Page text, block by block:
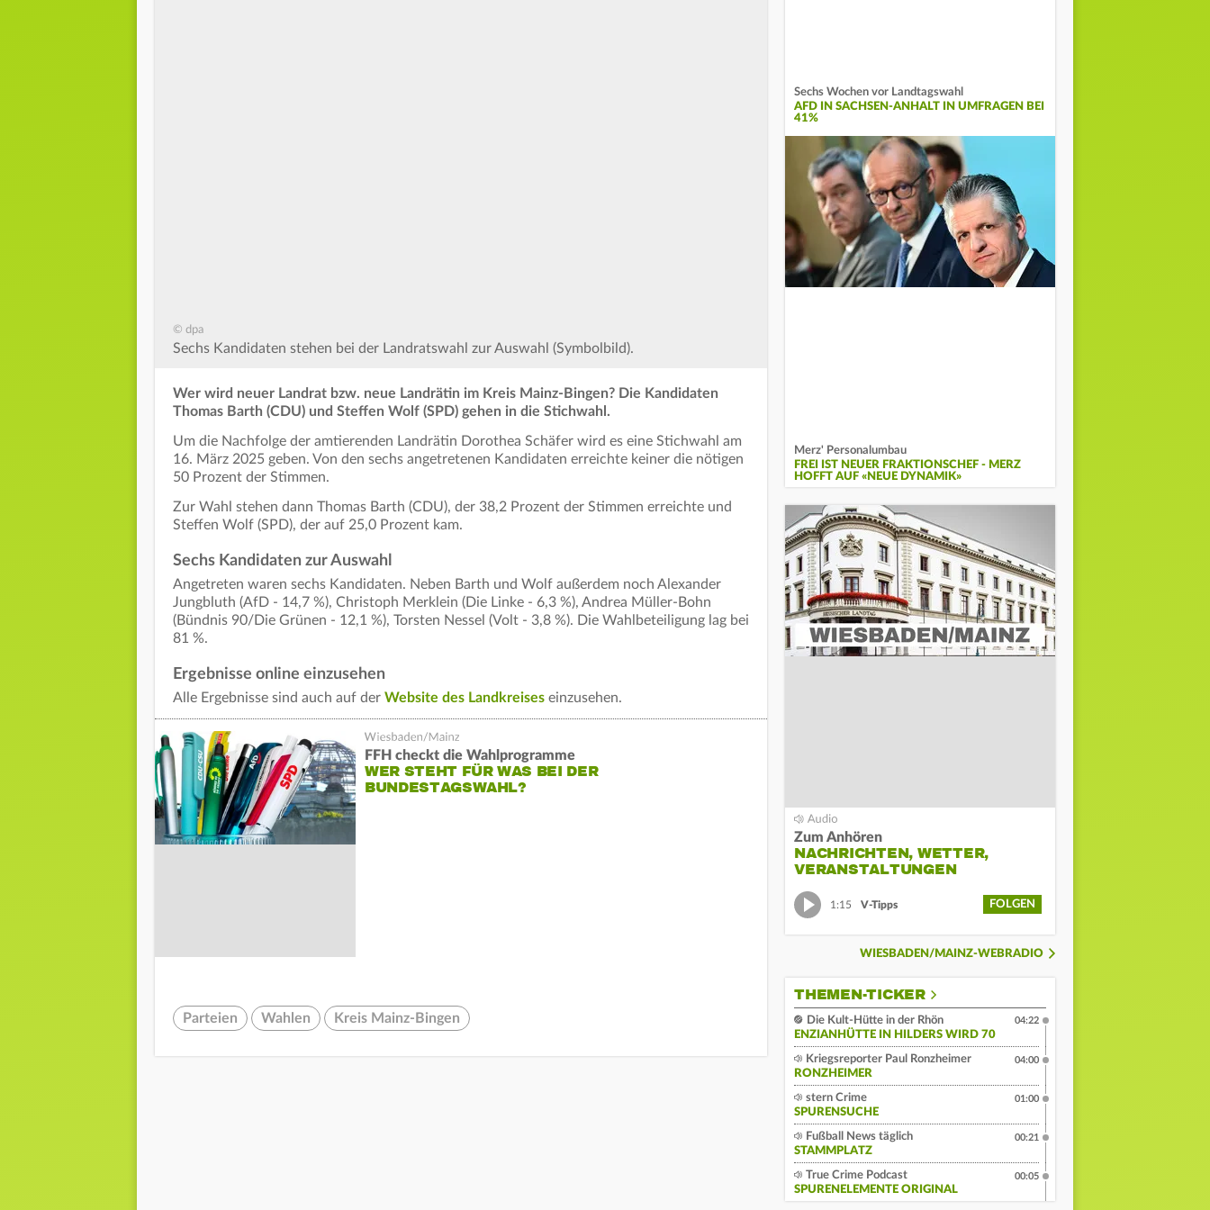
© dpa
Sechs Kandidaten stehen bei der Landratswahl zur Auswahl (Symbolbild).
Wer wird neuer Landrat bzw. neue Landrätin im Kreis Mainz-Bingen? Die Kandidaten
Thomas Barth (CDU) und Steffen Wolf (SPD) gehen in die Stichwahl.
Um die Nachfolge der amtierenden Landrätin Dorothea Schäfer wird es eine Stichwahl am
16. März 2025 geben. Von den sechs angetretenen Kandidaten erreichte keiner die nötigen
50 Prozent der Stimmen.
Zur Wahl stehen dann Thomas Barth (CDU), der 38,2 Prozent der Stimmen erreichte und
Steffen Wolf (SPD), der auf 25,0 Prozent kam.
Sechs Kandidaten zur Auswahl
Angetreten waren sechs Kandidaten. Neben Barth und Wolf außerdem noch Alexander
Jungbluth (AfD - 14,7 %), Christoph Merklein (Die Linke - 6,3 %), Andrea Müller-Bohn
(Bündnis 90/Die Grünen - 12,1 %), Torsten Nessel (Volt - 3,8 %). Die Wahlbeteiligung lag bei
81 %.
Ergebnisse online einzusehen
Alle Ergebnisse sind auch auf der Website des Landkreises einzusehen.
FFH checkt die Wahlprogramme
WER STEHT FÜR WAS BEI DER
BUNDESTAGSWAHL?
Parteien Wahlen Kreis Mainz-Bingen
Sechs Wochen vor Landtagswahl
AFD IN SACHSEN-ANHALT IN UMFRAGEN BEI
41%
Merz' Personalumbau
FREI IST NEUER FRAKTIONSCHEF - MERZ
HOFFT AUF «NEUE DYNAMIK»
Zum Anhören
NACHRICHTEN, WETTER,
VERANSTALTUNGEN
1:15 V-Tipps FOLGEN
WIESBADEN/MAINZ-WEBRADIO
THEMEN-TICKER
Die Kult-Hütte in der Rhön
ENZIANHÜTTE IN HILDERS WIRD 70
04:22
Kriegsreporter Paul Ronzheimer
RONZHEIMER
04:00
stern Crime
SPURENSUCHE
01:00
Fußball News täglich
STAMMPLATZ
00:21
True Crime Podcast
SPURENELEMENTE ORIGINAL
00:05